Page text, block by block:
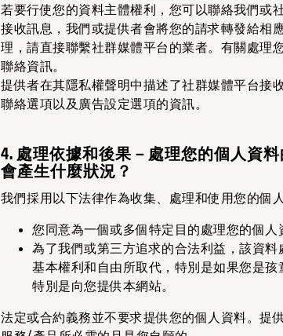
若要行使您的資料主體權利，您可以聯絡我們或
接收訊息，我們或提供者會將您的請求轉發給相
理，請直接聯繫社群媒體平台的業者。有關處理
聯絡資訊。
提供者在其隱私權聲明中描述了社群媒體平台接
聯絡選項以及廣告設定選項的資訊。
4. 處理依據和後果－處理您的個人資
會產生什麼狀況？
我們採用以下法律作為收集、處理和使用您的個
您同意為一個或多個特定目的處理您的個人
為了我們或第三方追求的合法利益，該資
基本權利和自由所取代，特別是如果您是孩
特別是向您提供本網站。
法定或合約義務並不要求提供您的個人資料。提